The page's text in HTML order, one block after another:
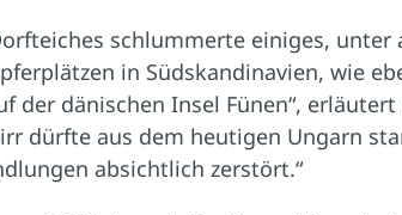
schlummerte einiges,
in Südskandinavien, wie
der dänischen Insel Fünen“,
dürfte aus dem heutigen Ungarn
absichtlich zerstört.“